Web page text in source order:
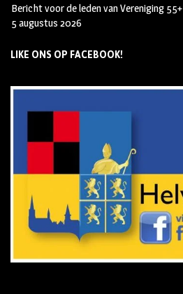
Bericht voor de leden van Vereniging 55+
5 augustus 2026
LIKE ONS OP FACEBOOK!